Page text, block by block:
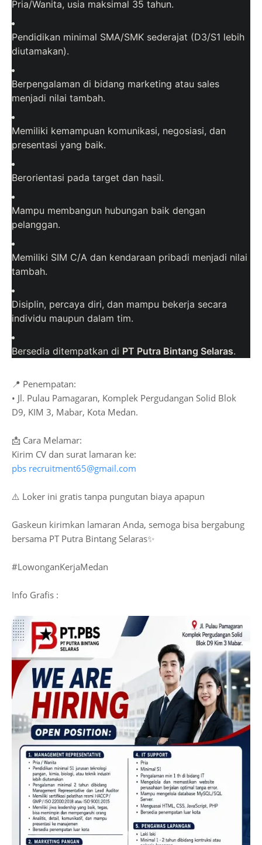
Pria/Wanita, usia maksimal 35 tahun.
Pendidikan minimal SMA/SMK sederajat (D3/S1 lebih
diutamakan).
Berpengalaman di bidang marketing atau sales
menjadi nilai tambah.
Memiliki kemampuan komunikasi, negosiasi, dan
presentasi yang baik.
Berorientasi pada target dan hasil.
Mampu membangun hubungan baik dengan
pelanggan.
Memiliki SIM C/A dan kendaraan pribadi menjadi nilai
tambah.
Disiplin, percaya diri, dan mampu bekerja secara
individu maupun dalam tim.
Bersedia ditempatkan di PT Putra Bintang Selaras.
📍 Penempatan:
• Jl. Pulau Pamagaran, Komplek Pergudangan Solid Blok
D9, KIM 3, Mabar, Kota Medan.
📩 Cara Melamar:
Kirim CV dan surat lamaran ke:
pbs recruitment65@gmail.com
⚠️ Loker ini gratis tanpa pungutan biaya apapun
Gaskeun kirimkan lamaran Anda, semoga bisa bergabung
bersama PT Putra Bintang Selaras✨
#LowonganKerjaMedan
Info Grafis :